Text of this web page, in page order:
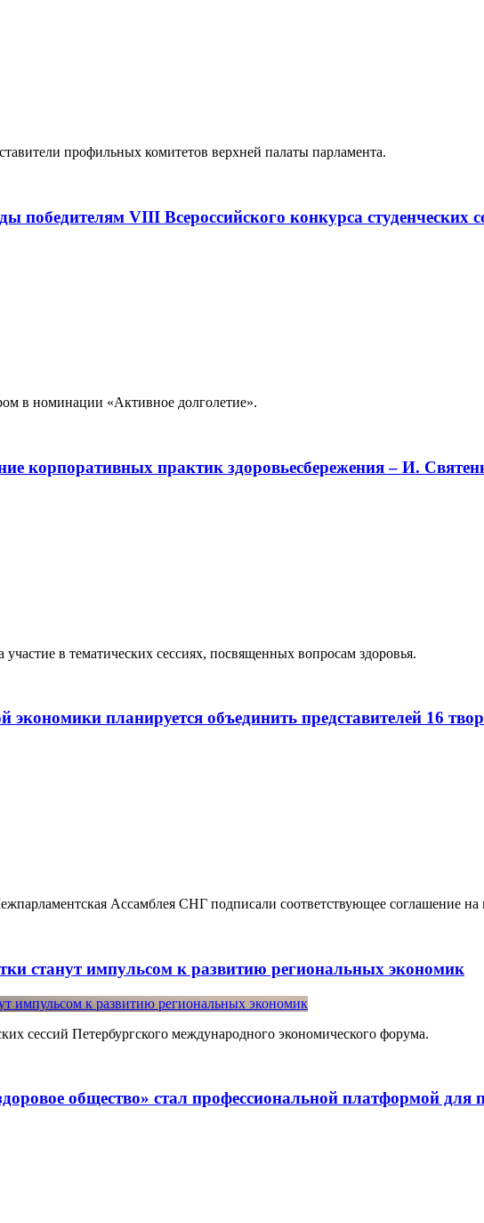
профильных комитетов верхней палаты парламента.
VIII Всероссийского конкурса студенческих
в номинации «Активное долголетие».
корпоративных практик здоровьесбережения – И.
в тематических сессиях, посвященных вопросам здоровья.
планируется объединить представителей 16
Ассамблея СНГ подписали соответствующее соглашение
станут импульсом к развитию региональных экономик
сессий Петербургского международного экономического форума.
общество» стал профессиональной платформой для